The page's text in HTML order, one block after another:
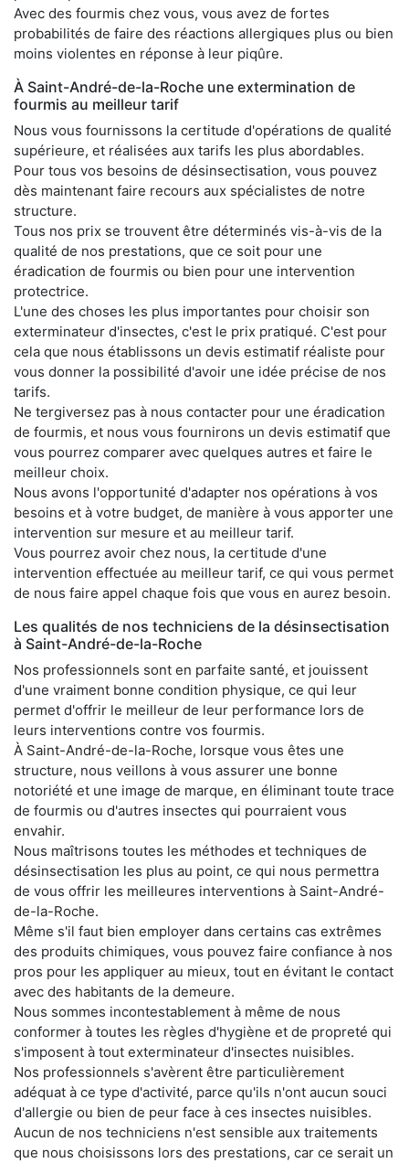
Avec des fourmis chez vous, vous avez de fortes
probabilités de faire des réactions allergiques plus ou bien
moins violentes en réponse à leur piqûre.
À Saint-André-de-la-Roche une extermination de
fourmis au meilleur tarif
Nous vous fournissons la certitude d'opérations de qualité
supérieure, et réalisées aux tarifs les plus abordables.
Pour tous vos besoins de désinsectisation, vous pouvez
dès maintenant faire recours aux spécialistes de notre
structure.
Tous nos prix se trouvent être déterminés vis-à-vis de la
qualité de nos prestations, que ce soit pour une
éradication de fourmis ou bien pour une intervention
protectrice.
L'une des choses les plus importantes pour choisir son
exterminateur d'insectes, c'est le prix pratiqué. C'est pour
cela que nous établissons un devis estimatif réaliste pour
vous donner la possibilité d'avoir une idée précise de nos
tarifs.
Ne tergiversez pas à nous contacter pour une éradication
de fourmis, et nous vous fournirons un devis estimatif que
vous pourrez comparer avec quelques autres et faire le
meilleur choix.
Nous avons l'opportunité d'adapter nos opérations à vos
besoins et à votre budget, de manière à vous apporter une
intervention sur mesure et au meilleur tarif.
Vous pourrez avoir chez nous, la certitude d'une
intervention effectuée au meilleur tarif, ce qui vous permet
de nous faire appel chaque fois que vous en aurez besoin.
Les qualités de nos techniciens de la désinsectisation
à Saint-André-de-la-Roche
Nos professionnels sont en parfaite santé, et jouissent
d'une vraiment bonne condition physique, ce qui leur
permet d'offrir le meilleur de leur performance lors de
leurs interventions contre vos fourmis.
À Saint-André-de-la-Roche, lorsque vous êtes une
structure, nous veillons à vous assurer une bonne
notoriété et une image de marque, en éliminant toute trace
de fourmis ou d'autres insectes qui pourraient vous
envahir.
Nous maîtrisons toutes les méthodes et techniques de
désinsectisation les plus au point, ce qui nous permettra
de vous offrir les meilleures interventions à Saint-André-
de-la-Roche.
Même s'il faut bien employer dans certains cas extrêmes
des produits chimiques, vous pouvez faire confiance à nos
pros pour les appliquer au mieux, tout en évitant le contact
avec des habitants de la demeure.
Nous sommes incontestablement à même de nous
conformer à toutes les règles d'hygiène et de propreté qui
s'imposent à tout exterminateur d'insectes nuisibles.
Nos professionnels s'avèrent être particulièrement
adéquat à ce type d'activité, parce qu'ils n'ont aucun souci
d'allergie ou bien de peur face à ces insectes nuisibles.
Aucun de nos techniciens n'est sensible aux traitements
que nous choisissons lors des prestations, car ce serait un